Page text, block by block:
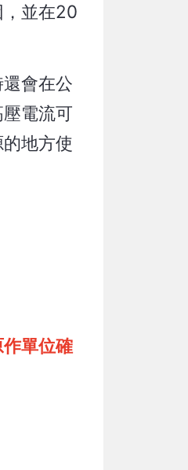
，並在20
會在公
電流可
地方使
單位確